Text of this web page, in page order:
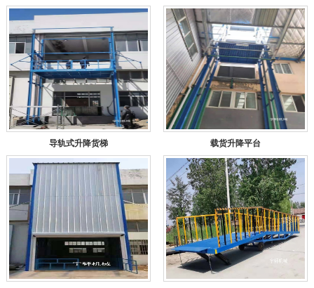
导轨式升降货梯 载货升降平台